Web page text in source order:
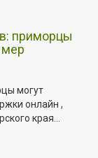
приморцы
мер
могут
онлайн ,
края...